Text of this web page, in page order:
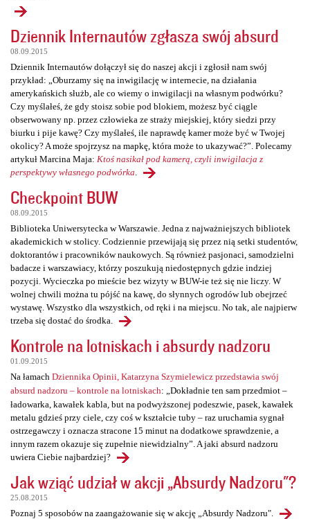
Dziennik Internautów zgłasza swój absurd
08.09.2015
Dziennik Internautów dołączył się do naszej akcji i zgłosił nam swój
przykład: „Oburzamy się na inwigilację w internecie, na działania
amerykańskich służb, ale co wiemy o inwigilacji na własnym podwórku?
Czy myślałeś, że gdy stoisz sobie pod blokiem, możesz być ciągle
obserwowany np. przez człowieka ze straży miejskiej, który siedzi przy
biurku i pije kawę? Czy myślałeś, ile naprawdę kamer może być w Twojej
okolicy? A może spojrzysz na mapkę, która może to ukazywać?”. Polecamy
artykuł Marcina Maja: Ktoś nasikał pod kamerą, czyli inwigilacja z
perspektywy własnego podwórka
Checkpoint BUW
08.09.2015
Biblioteka Uniwersytecka w Warszawie. Jedna z najważniejszych bibliotek
akademickich w stolicy. Codziennie przewijają się przez nią setki studentów,
doktorantów i pracowników naukowych. Są również pasjonaci, samodzielni
badacze i warszawiacy, którzy poszukują niedostępnych gdzie indziej
pozycji. Wycieczka po mieście bez wizyty w BUW-ie też się nie liczy. W
wolnej chwili można tu pójść na kawę, do słynnych ogrodów lub obejrzeć
wystawę. Wszystko dla wszystkich, od ręki i na miejscu. No tak, ale najpierw
trzeba się dostać do środka.
Kontrole na lotniskach i absurdy nadzoru
01.09.2015
Na łamach Dziennika Opinii, Katarzyna Szymielewicz przedstawia swój
absurd nadzoru – kontrole na lotniskach: „Dokładnie ten sam przedmiot –
ładowarka, kawałek kabla, but na podwyższonej podeszwie, pasek, kawałek
metalu gdzieś przy ciele, czy coś w kształcie tuby – raz uruchamia sygnał
ostrzegawczy i oznacza stracone 15 minut na dodatkowe sprawdzenie, a
innym razem okazuje się zupełnie niewidzialny”. A jaki absurd nadzoru
uwiera Ciebie najbardziej?
Jak wziąć udział w akcji „Absurdy Nadzoru"?
25.08.2015
Poznaj 5 sposobów na zaangażowanie się w akcję „Absurdy Nadzoru".